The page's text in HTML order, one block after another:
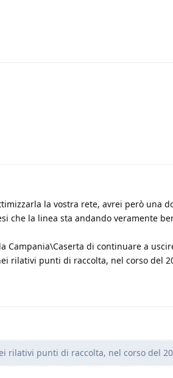
la vostra rete, avrei però una
che la linea sta andando veramente
di continuare a
rilativi punti di raccolta, nel corso del
rilativi punti di raccolta, nel corso del